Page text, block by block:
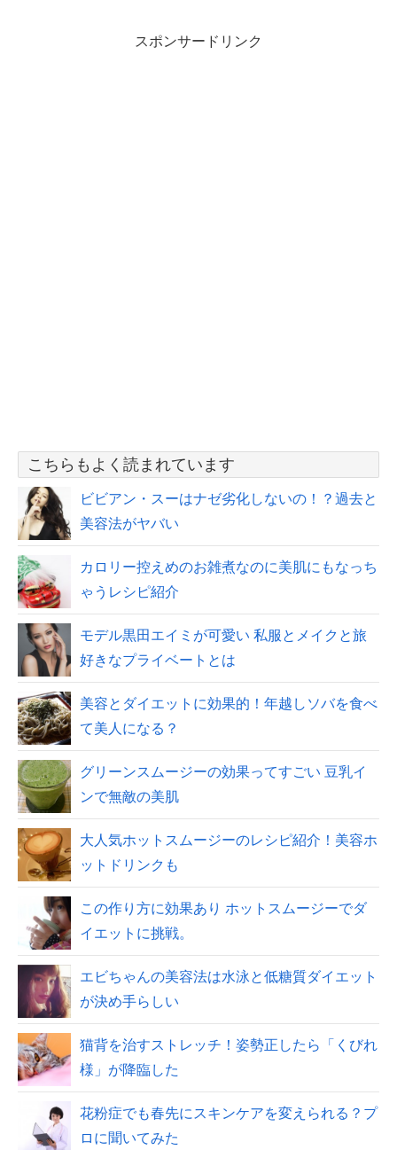
スポンサードリンク
こちらもよく読まれています
ビビアン・スーはナゼ劣化しないの！？過去と
美容法がヤバい
カロリー控えめのお雑煮なのに美肌にもなっち
ゃうレシピ紹介
モデル黒田エイミが可愛い 私服とメイクと旅
好きなプライベートとは
美容とダイエットに効果的！年越しソバを食べ
て美人になる？
グリーンスムージーの効果ってすごい 豆乳イ
ンで無敵の美肌
大人気ホットスムージーのレシピ紹介！美容ホ
ットドリンクも
この作り方に効果あり ホットスムージーでダ
イエットに挑戦。
エビちゃんの美容法は水泳と低糖質ダイエット
が決め手らしい
猫背を治すストレッチ！姿勢正したら「くびれ
様」が降臨した
花粉症でも春先にスキンケアを変えられる？プ
ロに聞いてみた